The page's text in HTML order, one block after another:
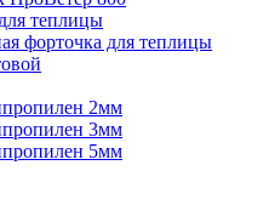
теплицы
форточка для теплицы
2мм
3мм
5мм